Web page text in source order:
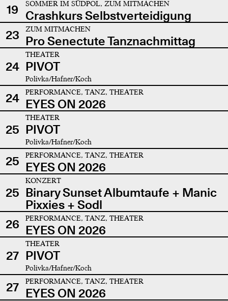
19 SOMMER IM SÜDPOL, ZUM MITMACHEN
Crashkurs Selbstverteidigung
23
ZUM MITMACHEN
Pro Senectute Tanznachmittag
24
THEATER
PIVOT
Polivka/Hafner/Koch
24 PERFORMANCE, TANZ, THEATER
EYES ON 2026
25
THEATER
PIVOT
Polivka/Hafner/Koch
25 PERFORMANCE, TANZ, THEATER
EYES ON 2026
25
KONZERT
Binary Sunset Albumtaufe + Manic
Pixxies + Sodl
26
PERFORMANCE, TANZ, THEATER
EYES ON 2026
27
THEATER
PIVOT
Polivka/Hafner/Koch
27 PERFORMANCE, TANZ, THEATER
EYES ON 2026